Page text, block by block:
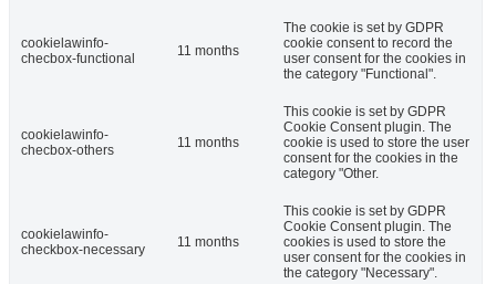
cookielawinfo-
checbox-functional
11 months
The cookie is set by GDPR
cookie consent to record the
user consent for the cookies in
the category "Functional".
cookielawinfo-
checbox-others
11 months
This cookie is set by GDPR
Cookie Consent plugin. The
cookie is used to store the user
consent for the cookies in the
category "Other.
cookielawinfo-
checkbox-necessary
11 months
This cookie is set by GDPR
Cookie Consent plugin. The
cookies is used to store the
user consent for the cookies in
the category "Necessary".